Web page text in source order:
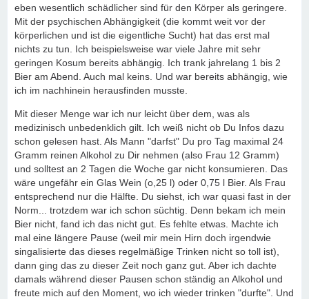
eben wesentlich schädlicher sind für den Körper als geringere.
Mit der psychischen Abhängigkeit (die kommt weit vor der
körperlichen und ist die eigentliche Sucht) hat das erst mal
nichts zu tun. Ich beispielsweise war viele Jahre mit sehr
geringen Kosum bereits abhängig. Ich trank jahrelang 1 bis 2
Bier am Abend. Auch mal keins. Und war bereits abhängig, wie
ich im nachhinein herausfinden musste.
Mit dieser Menge war ich nur leicht über dem, was als
medizinisch unbedenklich gilt. Ich weiß nicht ob Du Infos dazu
schon gelesen hast. Als Mann "darfst" Du pro Tag maximal 24
Gramm reinen Alkohol zu Dir nehmen (also Frau 12 Gramm)
und solltest an 2 Tagen die Woche gar nicht konsumieren. Das
wäre ungefähr ein Glas Wein (o,25 l) oder 0,75 l Bier. Als Frau
entsprechend nur die Hälfte. Du siehst, ich war quasi fast in der
Norm... trotzdem war ich schon süchtig. Denn bekam ich mein
Bier nicht, fand ich das nicht gut. Es fehlte etwas. Machte ich
mal eine längere Pause (weil mir mein Hirn doch irgendwie
singalisierte das dieses regelmäßige Trinken nicht so toll ist),
dann ging das zu dieser Zeit noch ganz gut. Aber ich dachte
damals während dieser Pausen schon ständig an Alkohol und
freute mich auf den Moment, wo ich wieder trinken "durfte". Und